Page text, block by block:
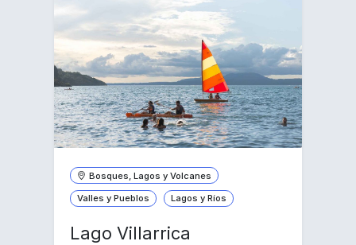
Bosques, Lagos y Volcanes
Valles y Pueblos Lagos y Ríos
Lago Villarrica